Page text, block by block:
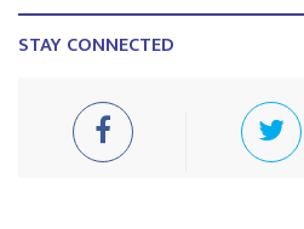
STAY CONNECTED